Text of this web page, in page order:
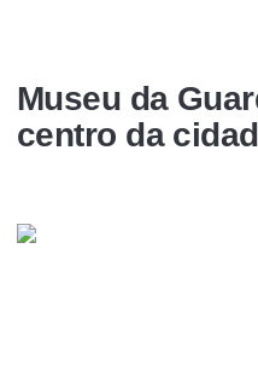
Museu da
centro da